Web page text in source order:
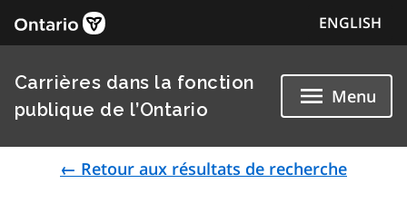
ENGLISH
Carrières dans la fonction
publique de l’Ontario
Menu
← Retour aux résultats de recherche